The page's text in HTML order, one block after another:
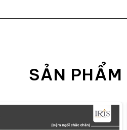
SẢN PHẨM